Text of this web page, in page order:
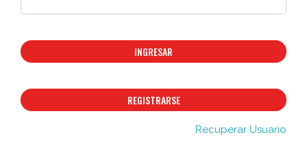
INGRESAR
REGISTRARSE
Recuperar Usuario